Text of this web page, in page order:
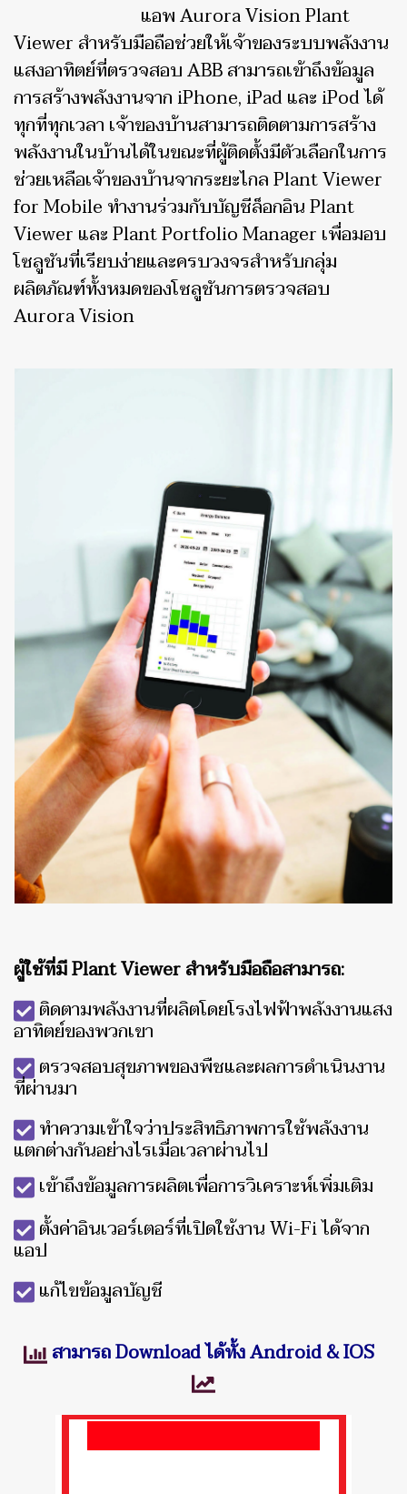
แอพ Aurora Vision Plant
Viewer สำหรับมือถือช่วยให้เจ้าของระบบพลังงาน
แสงอาทิตย์ที่ตรวจสอบ ABB สามารถเข้าถึงข้อมูล
การสร้างพลังงานจาก iPhone, iPad และ iPod ได้
ทุกที่ทุกเวลา เจ้าของบ้านสามารถติดตามการสร้าง
พลังงานในบ้านได้ในขณะที่ผู้ติดตั้งมีตัวเลือกในการ
ช่วยเหลือเจ้าของบ้านจากระยะไกล Plant Viewer
for Mobile ทำงานร่วมกับบัญชีล็อกอิน Plant
Viewer และ Plant Portfolio Manager เพื่อมอบ
โซลูชันที่เรียบง่ายและครบวงจรสำหรับกลุ่ม
ผลิตภัณฑ์ทั้งหมดของโซลูชันการตรวจสอบ
Aurora Vision
ผู้ใช้ที่มี Plant Viewer สำหรับมือถือสามารถ:
ติดตามพลังงานที่ผลิตโดยโรงไฟฟ้าพลังงานแสง
อาทิตย์ของพวกเขา
ตรวจสอบสุขภาพของพืชและผลการดำเนินงาน
ที่ผ่านมา
ทำความเข้าใจว่าประสิทธิภาพการใช้พลังงาน
แตกต่างกันอย่างไรเมื่อเวลาผ่านไป
เข้าถึงข้อมูลการผลิตเพื่อการวิเคราะห์เพิ่มเติม
ตั้งค่าอินเวอร์เตอร์ที่เปิดใช้งาน Wi-Fi ได้จาก
แอป
แก้ไขข้อมูลบัญชี
สามารถ Download ได้ทั้ง Android & IOS